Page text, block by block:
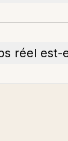
réel est-